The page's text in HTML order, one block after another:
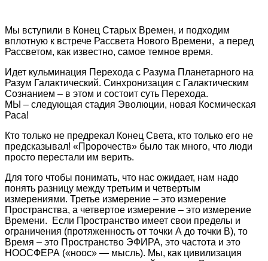
Мы вступили в Конец Старых Времен, и подходим
вплотную к встрече Рассвета Нового Времени, а перед
Рассветом, как известно, самое темное время.
Идет кульминация Перехода с Разума Планетарного на
Разум Галактический. Синхронизация с Галактическим
Сознанием – в этом и состоит суть Перехода.
МЫ – следующая стадия Эволюции, новая Космическая
Раса!
Кто только не предрекал Конец Света, кто только его не
предсказывал! «Пророчеств» было так много, что люди
просто перестали им верить.
Для того чтобы понимать, что нас ожидает, нам надо
понять разницу между третьим и четвертым
измерениями. Третье измерение – это измерение
Пространства, а четвертое измерение – это измерение
Времени. Если Пространство имеет свои пределы и
ограничения (протяженность от точки А до точки В), то
Время – это Пространство ЭФИРА, это частота и это
НООСФЕРА («ноос» — мысль). Мы, как цивилизация